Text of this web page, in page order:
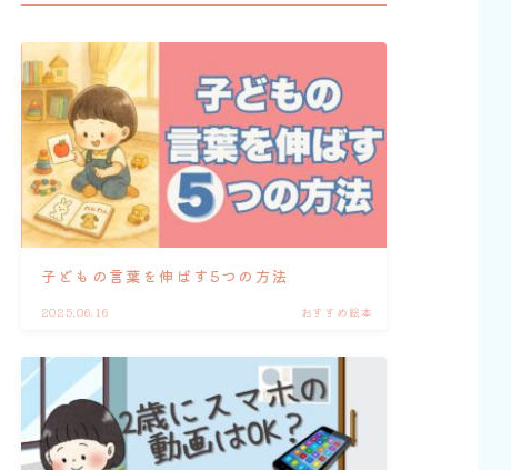
子どもの言葉を伸ばす5つの方法
2025.06.16 おすすめ絵本